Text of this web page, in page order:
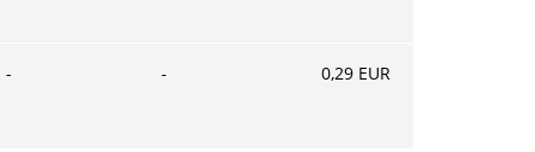
- - 0,29 EUR